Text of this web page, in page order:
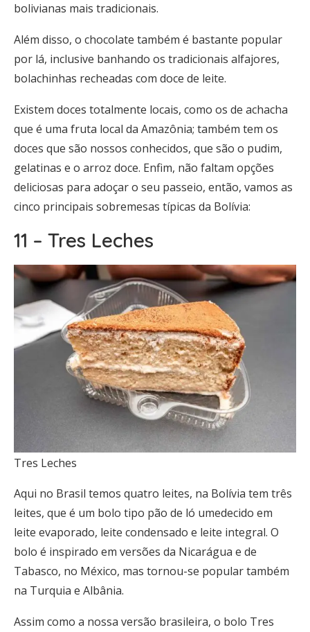
bolivianas mais tradicionais.
Além disso, o chocolate também é bastante popular
por lá, inclusive banhando os tradicionais alfajores,
bolachinhas recheadas com doce de leite.
Existem doces totalmente locais, como os de achacha
que é uma fruta local da Amazônia; também tem os
doces que são nossos conhecidos, que são o pudim,
gelatinas e o arroz doce. Enfim, não faltam opções
deliciosas para adoçar o seu passeio, então, vamos as
cinco principais sobremesas típicas da Bolívia:
11 – Tres Leches
Tres Leches
Aqui no Brasil temos quatro leites, na Bolívia tem três
leites, que é um bolo tipo pão de ló umedecido em
leite evaporado, leite condensado e leite integral. O
bolo é inspirado em versões da Nicarágua e de
Tabasco, no México, mas tornou-se popular também
na Turquia e Albânia.
Assim como a nossa versão brasileira, o bolo Tres